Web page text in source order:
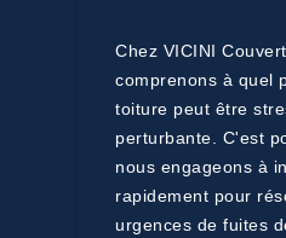
Chez VICINI
comprenons à quel
toiture peut être
perturbante. C'est
nous engageons à
rapidement pour
urgences de fuites